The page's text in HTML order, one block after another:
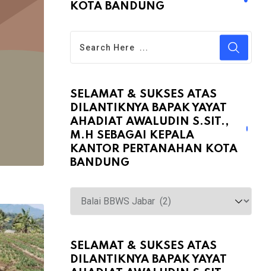
KOTA BANDUNG
SELAMAT & SUKSES ATAS
DILANTIKNYA BAPAK YAYAT
AHADIAT AWALUDIN S.SIT.,
M.H SEBAGAI KEPALA
KANTOR PERTANAHAN KOTA
BANDUNG
Selamat
&
atas
Dilantiknya
SELAMAT & SUKSES ATAS
DILANTIKNYA BAPAK YAYAT